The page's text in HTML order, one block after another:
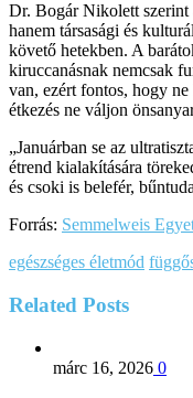
Dr. Bogár Nikolett szerint
hanem társasági és
követő hetekben. A
kiruccanásnak nemcsak
van, ezért fontos, hogy
étkezés ne váljon
„Januárban se az
étrend kialakítására
és csoki is belefér,
Forrás: Semmelweis
egészséges életmód
Related Posts
márc 16, 2026 0